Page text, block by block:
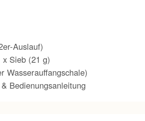
Auslauf)
Sieb (21 g)
Wasserauffangschale)
Bedienungsanleitung